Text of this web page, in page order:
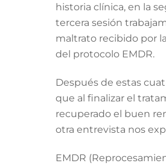
historia clínica, en la
tercera sesión
maltrato recibido por
del protocolo EMDR.
Después de estas
que al finalizar el
recuperado el buen
otra entrevista nos
EMDR